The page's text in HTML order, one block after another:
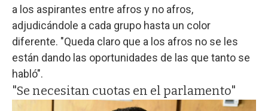
a los aspirantes entre afros y no afros,
adjudicándole a cada grupo hasta un color
diferente. "Queda claro que a los afros no se les
están dando las oportunidades de las que tanto se
habló".
"Se necesitan cuotas en el parlamento"